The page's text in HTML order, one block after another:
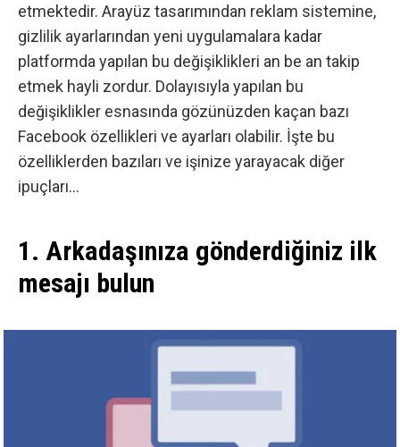
etmektedir. Arayüz tasarımından reklam sistemine,
gizlilik ayarlarından yeni uygulamalara kadar
platformda yapılan bu değişiklikleri an be an takip
etmek hayli zordur. Dolayısıyla yapılan bu
değişiklikler esnasında gözünüzden kaçan bazı
Facebook özellikleri ve ayarları olabilir. İşte bu
özelliklerden bazıları ve işinize yarayacak diğer
ipuçları…
1. Arkadaşınıza gönderdiğiniz ilk
mesajı bulun